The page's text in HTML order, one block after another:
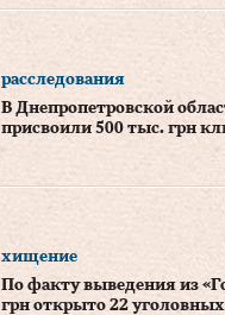
расследования
В Днепропетровской
присвоили 500 тыс. грн
хищение
По факту выведения из
грн открыто 22